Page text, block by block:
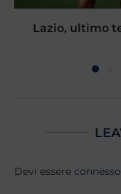
Lazio, ultimo
Devi essere connesso